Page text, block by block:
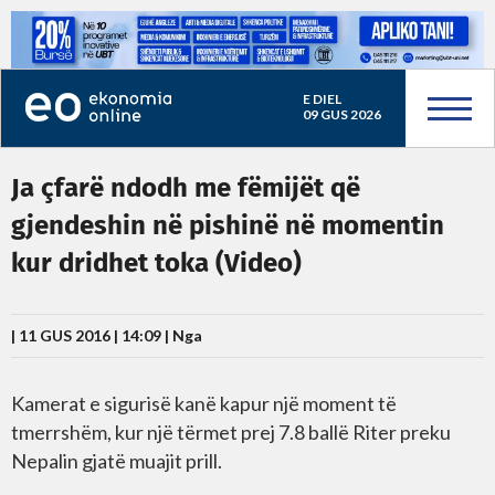
E DIEL
09 GUS 2026
Ja çfarë ndodh me fëmijët që
gjendeshin në pishinë në momentin
kur dridhet toka (Video)
| 11 GUS 2016 | 14:09 | Nga
Kamerat e sigurisë kanë kapur një moment të
tmerrshëm, kur një tërmet prej 7.8 ballë Riter preku
Nepalin gjatë muajit prill.